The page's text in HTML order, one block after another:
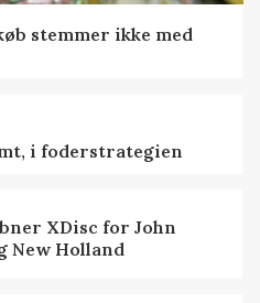
stemmer ikke med
i foderstrategien
XDisc for John
New Holland